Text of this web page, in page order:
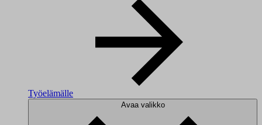
Työelämälle
Avaa valikko